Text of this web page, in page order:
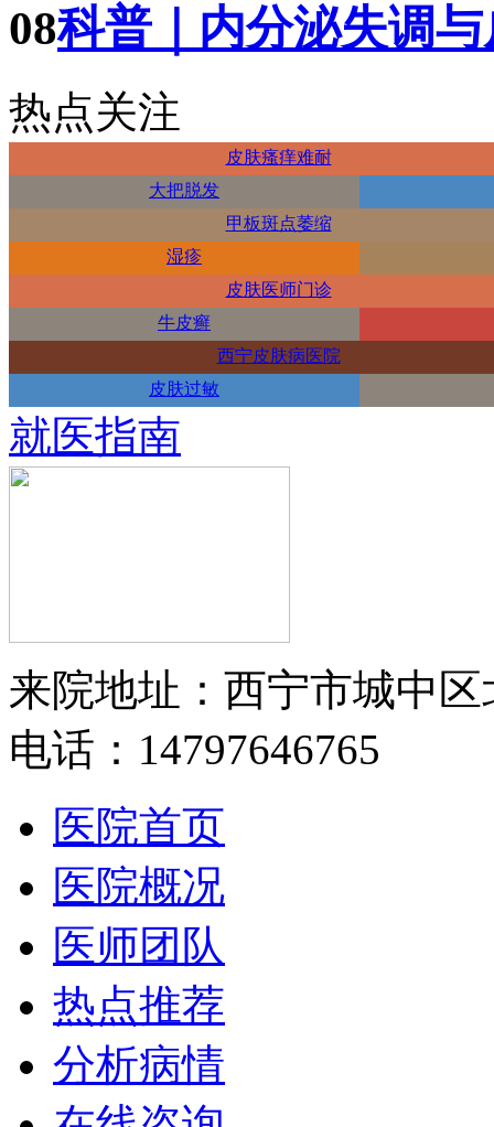
08科普｜内分泌失调
热点关注
皮肤瘙痒难耐
大把脱发
甲板斑点萎缩
湿疹
皮肤医师门诊
牛皮癣
西宁皮肤病医院
皮肤过敏
就医指南
来院地址：西宁市城中区
电话：14797646765
医院首页
医院概况
医师团队
热点推荐
分析病情